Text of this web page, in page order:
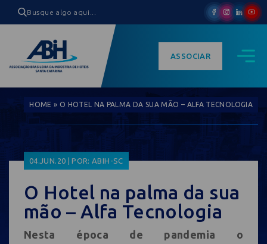
ASSOCIAR
HOME » O HOTEL NA PALMA DA SUA MÃO – ALFA TECNOLOGIA
04.JUN.20 | POR: ABIH-SC
O Hotel na palma da sua
mão – Alfa Tecnologia
Nesta época de pandemia o